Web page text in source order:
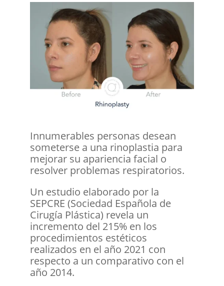
Innumerables personas desean
someterse a una rinoplastia para
mejorar su apariencia facial o
resolver problemas respiratorios.
Un estudio elaborado por la
SEPCRE (Sociedad Española de
Cirugía Plástica) revela un
incremento del 215% en los
procedimientos estéticos
realizados en el año 2021 con
respecto a un comparativo con el
año 2014.